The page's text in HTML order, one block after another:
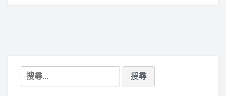
搜
尋